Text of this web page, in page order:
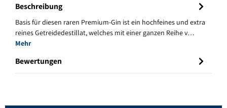
Beschreibung
Basis für diesen raren Premium-Gin ist ein hochfeines und extra
reines Getreidedestillat, welches mit einer ganzen Reihe v…
Mehr
Bewertungen